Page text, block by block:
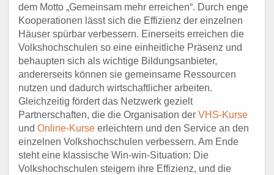
dem Motto „Gemeinsam mehr erreichen“. Durch enge
Kooperationen lässt sich die Effizienz der einzelnen
Häuser spürbar verbessern. Einerseits erreichen die
Volkshochschulen so eine einheitliche Präsenz und
behaupten sich als wichtige Bildungsanbieter,
andererseits können sie gemeinsame Ressourcen
nutzen und dadurch wirtschaftlicher arbeiten.
Gleichzeitig fördert das Netzwerk gezielt
Partnerschaften, die die Organisation der VHS-Kurse
und Online-Kurse erleichtern und den Service an den
einzelnen Volkshochschulen verbessern. Am Ende
steht eine klassische Win-win-Situation: Die
Volkshochschulen steigern ihre Effizienz, und die